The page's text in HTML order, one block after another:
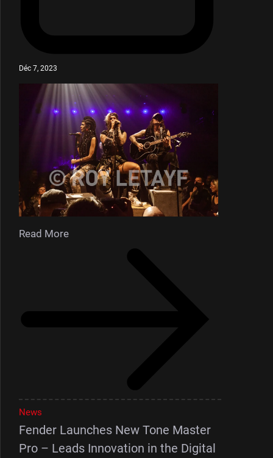
Déc 7, 2023
Read More
News
Fender Launches New Tone Master
Pro – Leads Innovation in the Digital